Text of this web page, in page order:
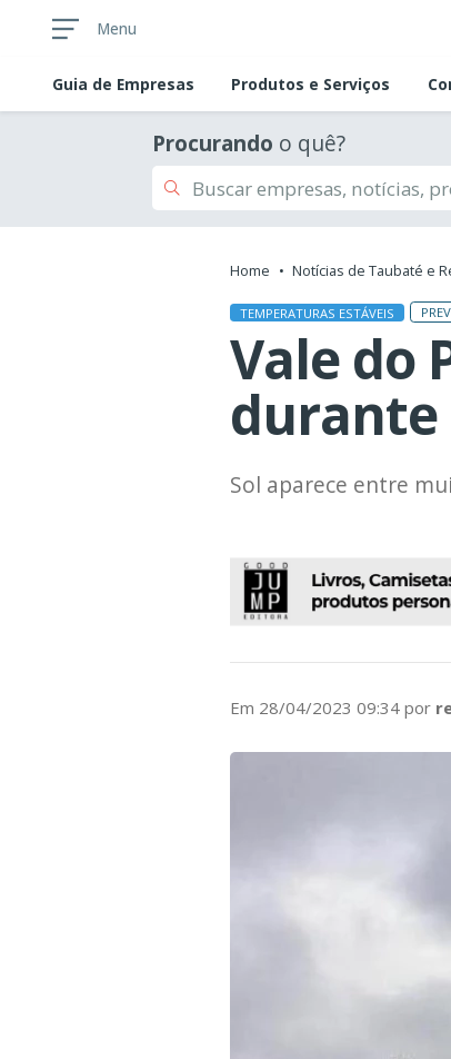
Menu
Guia de Empresas Produtos e Serviços
Procurando o quê?
Home Notícias de Taubaté e
TEMPERATURAS ESTÁVEIS
Vale do
durante
Sol aparece entre
Em 28/04/2023 09:34 por